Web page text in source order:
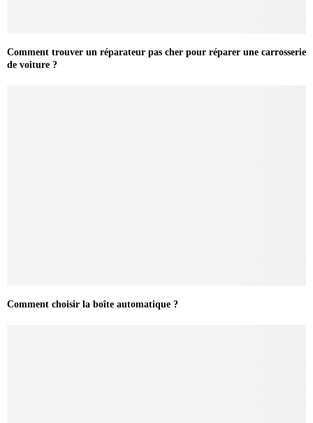
Comment trouver un réparateur pas cher pour réparer une carrosserie
de voiture ?
Comment choisir la boîte automatique ?